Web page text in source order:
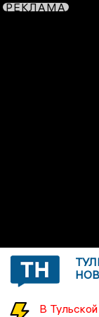
РЕКЛАМА
В